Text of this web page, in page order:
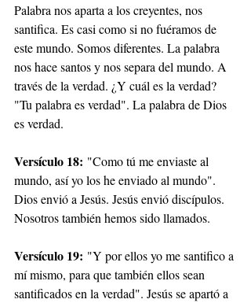
Palabra nos aparta a los creyentes, nos
santifica. Es casi como si no fuéramos de
este mundo. Somos diferentes. La palabra
nos hace santos y nos separa del mundo. A
través de la verdad. ¿Y cuál es la verdad?
"Tu palabra es verdad". La palabra de Dios
es verdad.
Versículo 18: "Como tú me enviaste al
mundo, así yo los he enviado al mundo".
Dios envió a Jesús. Jesús envió discípulos.
Nosotros también hemos sido llamados.
Versículo 19: "Y por ellos yo me santifico a
mí mismo, para que también ellos sean
santificados en la verdad". Jesús se apartó a